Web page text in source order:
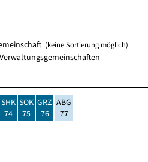
(keine Sortierung möglich)
Verwaltungsgemeinschaften
SHK
74
SOK
75
GRZ
76
ABG
77